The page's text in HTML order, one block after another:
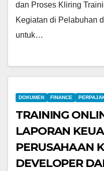
dan Proses Kliring
Kegiatan di Pelabuhan
untuk…
DOKUMEN FINANCE
TRAINING
LAPORAN
PERUSAHAAN
DEVELOPER